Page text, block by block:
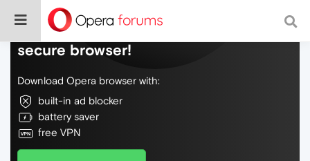
Do more on the web, with a fast and
secure browser!
Download Opera browser with:
built-in ad blocker
battery saver
free VPN